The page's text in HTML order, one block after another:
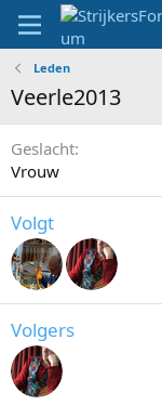
Leden
Veerle2013
Geslacht
Vrouw
Volgt
Volgers